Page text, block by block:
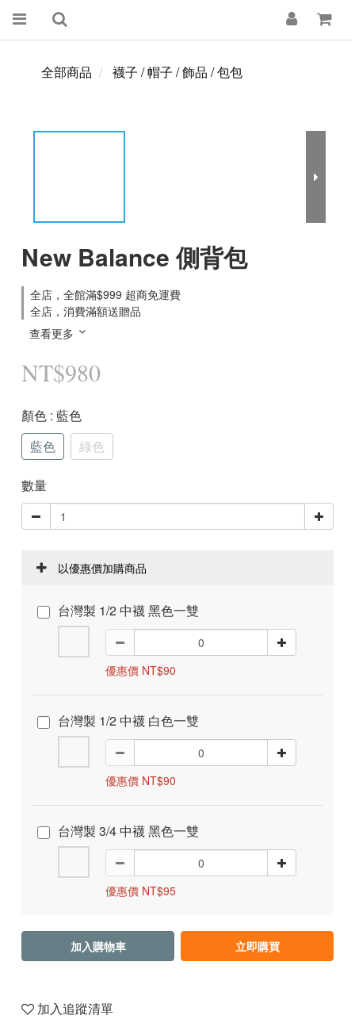
全部商品 襪子 / 帽子 / 飾品 / 包包
New Balance 側背包
全店，全館滿$999 超商免運費
全店，消費滿額送贈品
查看更多
NT$980
顏色 : 藍色
藍色
綠色
數量
以優惠價加購商品
台灣製 1/2 中襪 黑色一雙
優惠價 NT$90
台灣製 1/2 中襪 白色一雙
優惠價 NT$90
台灣製 3/4 中襪 黑色一雙
優惠價 NT$95
加入購物車 立即購買
加入追蹤清單